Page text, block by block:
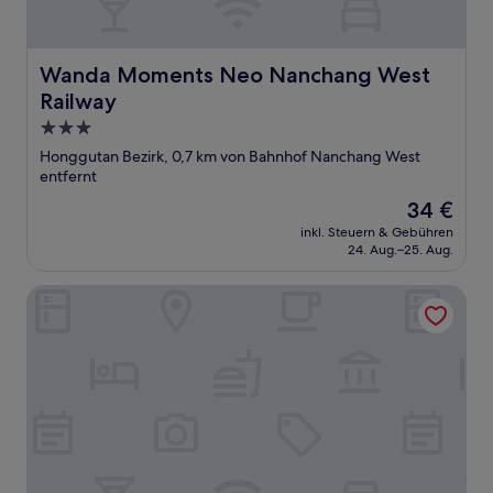
Wanda Moments Neo Nanchang West
Railway
Wanda Moments Neo Nanchang West Railway
3.0-
Sterne-
Unterkunft
Honggutan Bezirk, 0,7 km von Bahnhof Nanchang West
entfernt
Der
Preis
beträgt
34 €
inkl. Steuern & Gebühren
24. Aug.–25. Aug.